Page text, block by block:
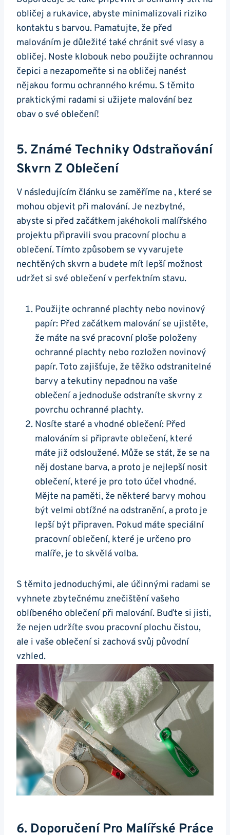
obličej a rukavice, abyste minimalizovali riziko
kontaktu s barvou. Pamatujte, že před
malováním je důležité také chránit své vlasy a
obličej. Noste klobouk nebo použijte ochrannou
čepici a nezapomeňte si na obličej nanést
nějakou formu ochranného krému. S těmito
praktickými radami si užijete malování bez
obav o své oblečení!
5. Známé Techniky Odstraňování
Skvrn Z Oblečení
V následujícím článku se zaměříme na , které se
mohou objevit při malování. Je nezbytné,
abyste si před začátkem jakéhokoli malířského
projektu připravili svou pracovní plochu a
oblečení. Tímto způsobem se vyvarujete
nechtěných skvrn a budete mít lepší možnost
udržet si své oblečení v perfektním stavu.
Použijte ochranné plachty nebo novinový
papír: Před začátkem malování se ujistěte,
že máte na své pracovní ploše položeny
ochranné plachty nebo rozložen novinový
papír. Toto zajišťuje, že těžko odstranitelné
barvy a tekutiny nepadnou na vaše
oblečení a jednoduše odstraníte skvrny z
povrchu ochranné plachty.
Nosíte staré a vhodné oblečení: Před
malováním si připravte oblečení, které
máte již odsloužené. Může se stát, že se na
něj dostane barva, a proto je nejlepší nosit
oblečení, které je pro toto účel vhodné.
Mějte na paměti, že některé barvy mohou
být velmi obtížné na odstranění, a proto je
lepší být připraven. Pokud máte speciální
pracovní oblečení, které je určeno pro
malíře, je to skvělá volba.
S těmito jednoduchými, ale účinnými radami se
vyhnete zbytečnému znečištění vašeho
oblíbeného oblečení při malování. Buďte si jisti,
že nejen udržíte svou pracovní plochu čistou,
ale i vaše oblečení si zachová svůj původní
vzhled.
6. Doporučení Pro Malířské Práce